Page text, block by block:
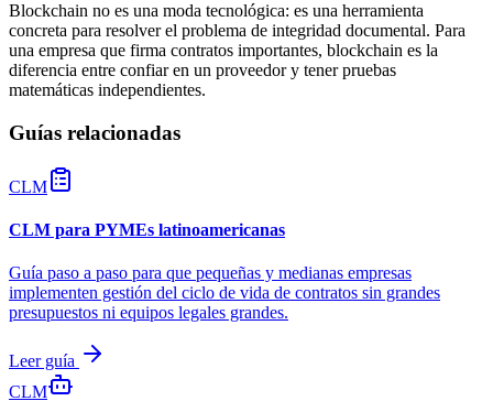
Blockchain no es una moda tecnológica: es una herramienta
concreta para resolver el problema de integridad documental. Para
una empresa que firma contratos importantes, blockchain es la
diferencia entre confiar en un proveedor y tener pruebas
matemáticas independientes.
Guías relacionadas
CLM
CLM para PYMEs latinoamericanas
Guía paso a paso para que pequeñas y medianas empresas
implementen gestión del ciclo de vida de contratos sin grandes
presupuestos ni equipos legales grandes.
Leer guía
CLM